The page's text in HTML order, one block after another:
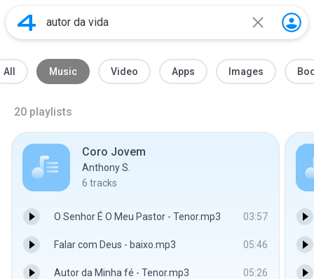
All Music Video Apps Images
20 playlists
Coro Jovem
Anthony S.
6 tracks
O Senhor É O Meu Pastor - Tenor.mp3 03:57
Falar com Deus - baixo.mp3 05:46
Autor da Minha fé - Tenor.mp3 05:26